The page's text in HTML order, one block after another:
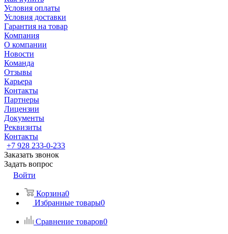
Условия оплаты
Условия доставки
Гарантия на товар
Компания
О компании
Новости
Команда
Отзывы
Карьера
Контакты
Партнеры
Лицензии
Документы
Реквизиты
Контакты
+7 928 233-0-233
Заказать звонок
Задать вопрос
Войти
Корзина0
Избранные товары0
Сравнение товаров0